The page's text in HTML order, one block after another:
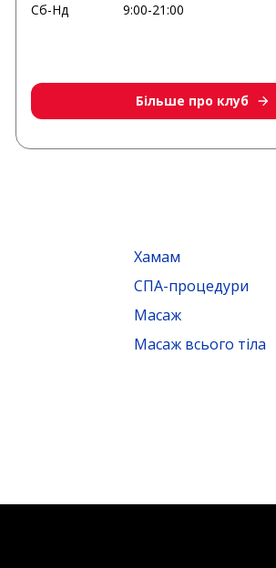
Сб-Нд
9:00-21:00
Більше про клуб
Хамам
СПА-процедури
Масаж
Масаж всього тіла